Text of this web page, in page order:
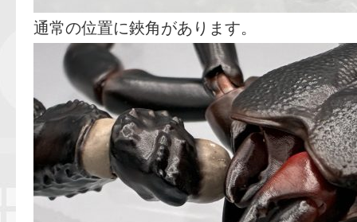
通常の位置に鋏角があります。